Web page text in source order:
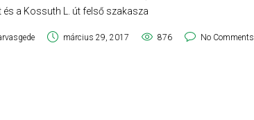
és a Kossuth L. út felső szakasza
március 29, 2017 876 No Comments